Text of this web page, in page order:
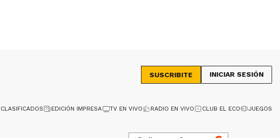
SUSCRIBITE INICIAR SESIÓN
CLASIFICADOS EDICIÓN IMPRESA TV EN VIVO RADIO EN VIVO CLUB EL ECO JUEGOS